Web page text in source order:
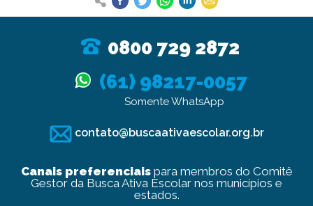
0800 729 2872
(61) 98217-0057
Somente WhatsApp
contato@buscaativaescolar.org.br
Canais preferenciaispara membros do Comitê
Gestor da Busca Ativa Escolar nos municípios e
estados.